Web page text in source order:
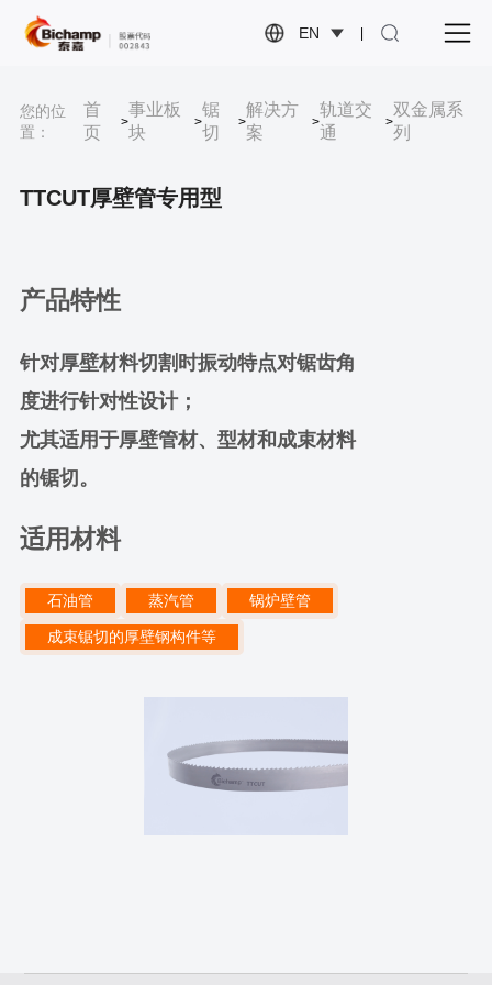
EN |
您的位
置：
首
页
>
事业板
块
>
锯
切
>
解决方
案
>
轨道交
通
>
双金属系
列
TTCUT厚壁管专用型
产品特性
针对厚壁材料切割时振动特点对锯齿角
度进行针对性设计；
尤其适用于厚壁管材、型材和成束材料
的锯切。
适用材料
石油管 蒸汽管 锅炉壁管
成束锯切的厚壁钢构件等